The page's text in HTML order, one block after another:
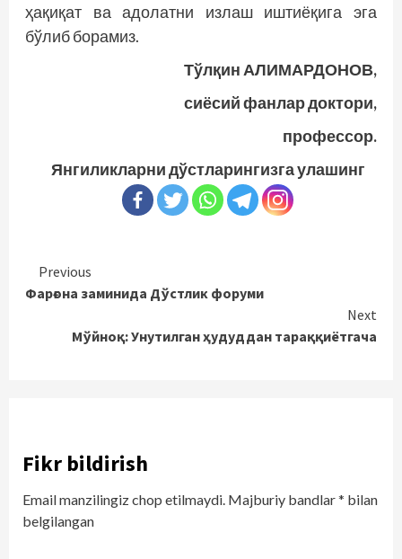
ҳақиқат ва адолатни излаш иштиёқига эга
бўлиб борамиз.
Тўлқин АЛИМАРДОНОВ,
сиёсий фанлар доктори,
профессор.
Янгиликларни дўстларингизга улашинг
Continue
Reading
Previous
Фарғона заминида Дўстлик форуми
Next
Мўйноқ: Унутилган ҳудуддан тараққиётгача
Fikr bildirish
Email manzilingiz chop etilmaydi. Majburiy bandlar* bilan
belgilangan